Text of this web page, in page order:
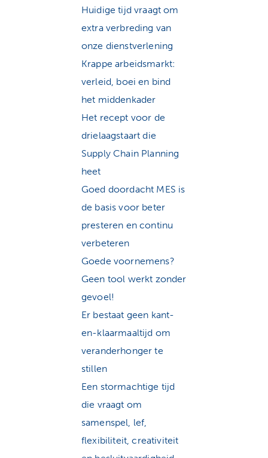
Huidige tijd vraagt om
extra verbreding van
onze dienstverlening
Krappe arbeidsmarkt:
verleid, boei en bind
het middenkader
Het recept voor de
drielaagstaart die
Supply Chain Planning
heet
Goed doordacht MES is
de basis voor beter
presteren en continu
verbeteren
Goede voornemens?
Geen tool werkt zonder
gevoel!
Er bestaat geen kant-
en-klaarmaaltijd om
veranderhonger te
stillen
Een stormachtige tijd
die vraagt om
samenspel, lef,
flexibiliteit, creativiteit